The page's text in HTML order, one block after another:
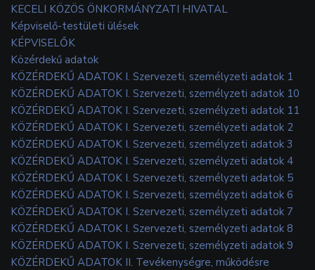
KECELI KÖZÖS ÖNKORMÁNYZATI HIVATAL
Képviselő-testületi ülések
KÉPVISELŐK
Közérdekű adatok
KÖZÉRDEKŰ ADATOK I. Szervezeti, személyzeti adatok 1
KÖZÉRDEKŰ ADATOK I. Szervezeti, személyzeti adatok 10
KÖZÉRDEKŰ ADATOK I. Szervezeti, személyzeti adatok 11
KÖZÉRDEKŰ ADATOK I. Szervezeti, személyzeti adatok 2
KÖZÉRDEKŰ ADATOK I. Szervezeti, személyzeti adatok 3
KÖZÉRDEKŰ ADATOK I. Szervezeti, személyzeti adatok 4
KÖZÉRDEKŰ ADATOK I. Szervezeti, személyzeti adatok 5
KÖZÉRDEKŰ ADATOK I. Szervezeti, személyzeti adatok 6
KÖZÉRDEKŰ ADATOK I. Szervezeti, személyzeti adatok 7
KÖZÉRDEKŰ ADATOK I. Szervezeti, személyzeti adatok 8
KÖZÉRDEKŰ ADATOK I. Szervezeti, személyzeti adatok 9
KÖZÉRDEKŰ ADATOK II. Tevékenységre, működésre